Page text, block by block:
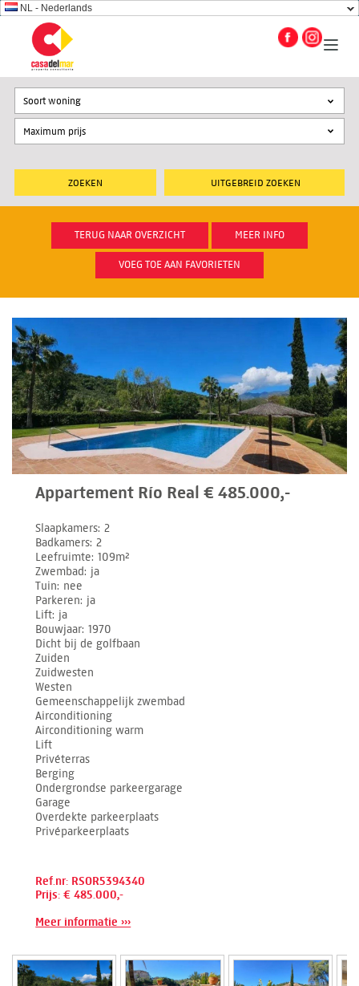
NL - Nederlands
UITGEBREID ZOEKEN
Soort woning
TERUG NAAR OVERZICHT MEER INFO
VOEG TOE AAN FAVORIETEN
Appartement Río Real € 485.000,-
Slaapkamers 2
Badkamers 2
Leefruimte 109m²
Zwembad ja
Tuin nee
Parkeren ja
Lift ja
Bouwjaar 1970
Dicht bij de golfbaan
Zuiden
Zuidwesten
Westen
Gemeenschappelijk zwembad
Airconditioning
Airconditioning warm
Lift
Privéterras
Berging
Ondergrondse parkeergarage
Garage
Overdekte parkeerplaats
Privéparkeerplaats
Ref.nr: RSOR5394340
Prijs: € 485.000,-
Meer informatie ›››